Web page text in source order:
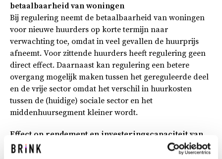
betaalbaarheid van woningen
Bij regulering neemt de betaalbaarheid van woningen
voor nieuwe huurders op korte termijn naar
verwachting toe, omdat in veel gevallen de huurprijs
afneemt. Voor zittende huurders heeft regulering geen
direct effect. Daarnaast kan regulering een betere
overgang mogelijk maken tussen het gereguleerde deel
en de vrije sector omdat het verschil in huurkosten
tussen de (huidige) sociale sector en het
middenhuursegment kleiner wordt.
Effect op rendement en investeringscapaciteit van
verhuurders